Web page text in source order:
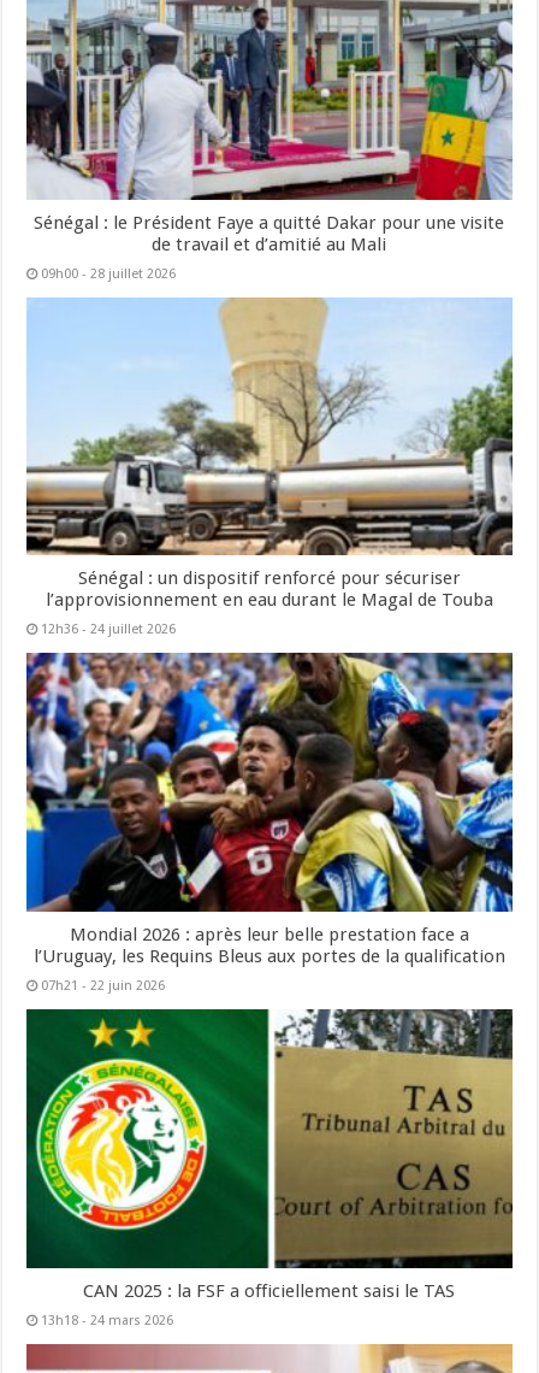
Sénégal : le Président Faye a quitté Dakar pour une visite
de travail et d’amitié au Mali
09h00 - 28 juillet 2026
Sénégal : un dispositif renforcé pour sécuriser
l’approvisionnement en eau durant le Magal de Touba
12h36 - 24 juillet 2026
Mondial 2026 : après leur belle prestation face a
l’Uruguay, les Requins Bleus aux portes de la qualification
07h21 - 22 juin 2026
CAN 2025 : la FSF a officiellement saisi le TAS
13h18 - 24 mars 2026